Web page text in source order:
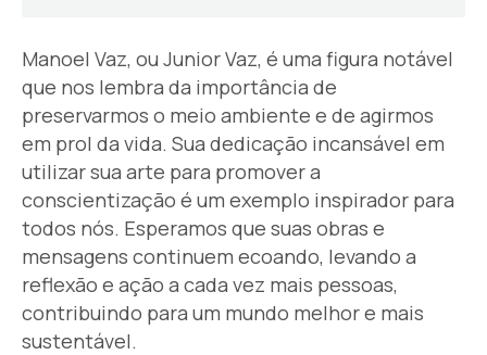
Manoel Vaz, ou Junior Vaz, é uma figura notável
que nos lembra da importância de
preservarmos o meio ambiente e de agirmos
em prol da vida. Sua dedicação incansável em
utilizar sua arte para promover a
conscientização é um exemplo inspirador para
todos nós. Esperamos que suas obras e
mensagens continuem ecoando, levando a
reflexão e ação a cada vez mais pessoas,
contribuindo para um mundo melhor e mais
sustentável.